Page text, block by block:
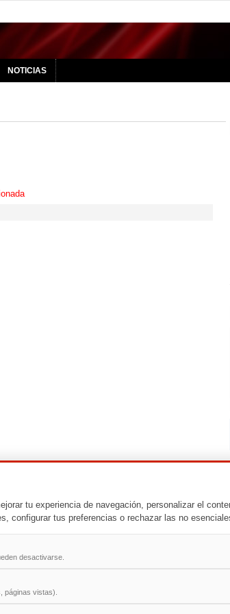
NOTICIAS
tu experiencia de navegación, personalizar el
configurar tus preferencias o rechazar las no
desactivarse.
páginas vistas).